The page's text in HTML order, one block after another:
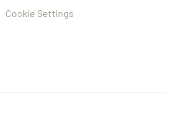
Cookie Settings